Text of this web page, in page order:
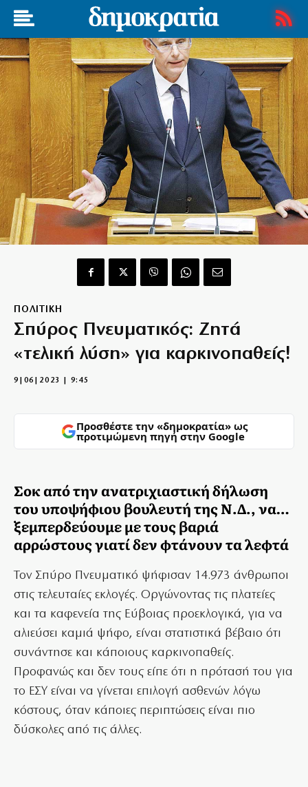
ΠΟΛΙΤΙΚΗ
Σπύρος Πνευματικός: Ζητά
«τελική λύση» για καρκινοπαθείς!
9|06|2023 | 9:45
Προσθέστε την «δημοκρατία» ως
προτιμώμενη πηγή στην Google
Σοκ από την ανατριχιαστική δήλωση
του υποψήφιου βουλευτή της Ν.Δ., να…
ξεμπερδεύουμε με τους βαριά
αρρώστους γιατί δεν φτάνουν τα λεφτά
Τον Σπύρο Πνευματικό ψήφισαν 14.973 άνθρωποι
στις τελευταίες εκλογές. Οργώνοντας τις πλατείες
και τα καφενεία της Εύβοιας προεκλογικά, για να
αλιεύσει καμιά ψήφο, είναι στατιστικά βέβαιο ότι
συνάντησε και κάποιους καρκινοπαθείς.
Προφανώς και δεν τους είπε ότι η πρότασή του για
το ΕΣΥ είναι να γίνεται επιλογή ασθενών λόγω
κόστους, όταν κάποιες περιπτώσεις είναι πιο
δύσκολες από τις άλλες.